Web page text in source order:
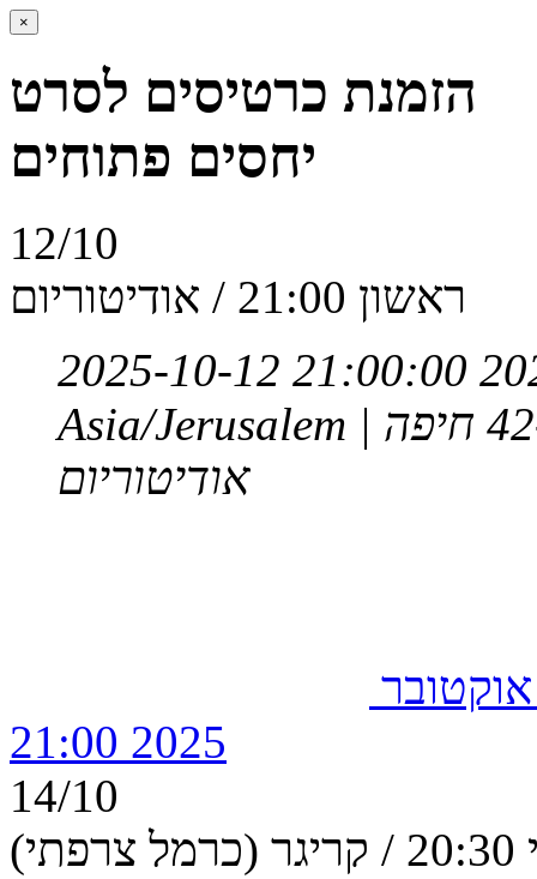
×
הזמנת כרטיסים לסרט
יחסים פתוחים
12/10
ראשון 21:00 / אודיטוריום
2025-10-12 21:00:00
Asia/Jerusalem
אודיטוריום
ראשון, 12 אוקטובר
2025 21:00
14/10